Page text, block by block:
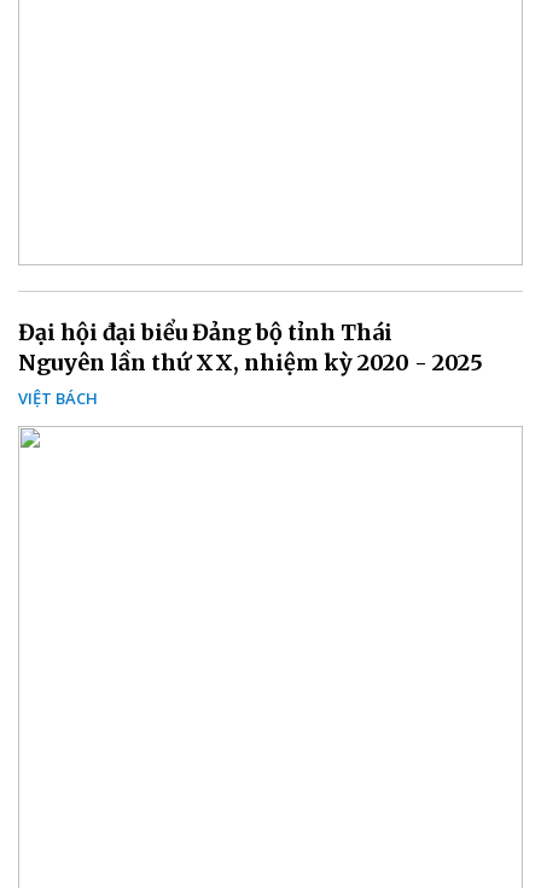
Đại hội đại biểu Đảng bộ tỉnh Thái
Nguyên lần thứ XX, nhiệm kỳ 2020 - 2025
VIỆT BÁCH